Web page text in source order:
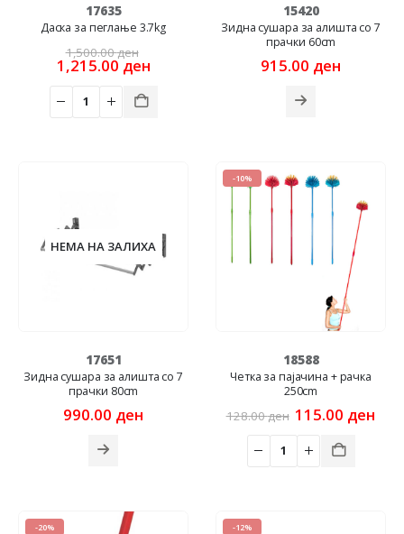
17635
Даска за пеглање 3.7kg
1,500.00ден
price
1,500.00 ден.
1,215.00 денCurrent
15420
Зидна сушара за алишта со 7
прачки 60cm
915.00 ден
НЕМА НА ЗАЛИХА
17651
Зидна сушара за алишта со 7
прачки 80cm
990.00 ден
-10%
18588
Четка за пајачина + рачка
250cm
128.00ден Original
was:
128.00 ден.
115.00 ден
-20% -12%